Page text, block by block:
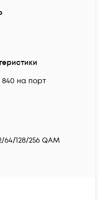
840 на порт
64/128/256 QAM